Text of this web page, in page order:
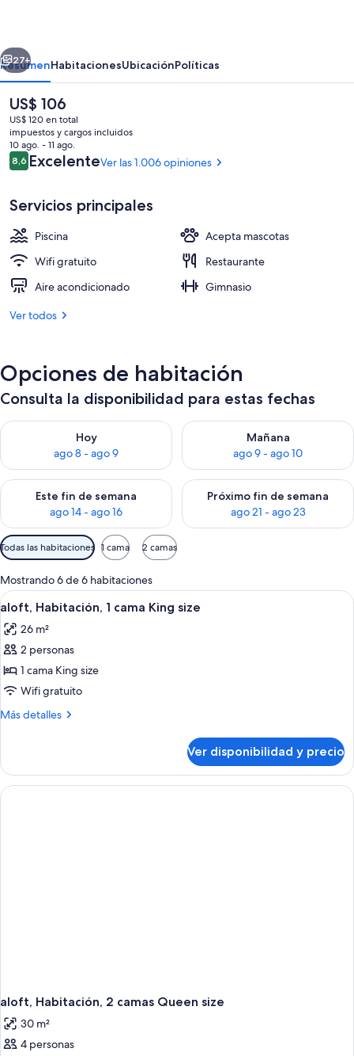
Aventura
Una piscina al aire libre
Siguiente
27+
ResumenHabitacionesUbicaciónPolíticas
El
precio
actual
es
de
US$ 106
US$ 106
US$ 120 en total
impuestos y cargos incluidos
10 ago. - 11 ago.
Opiniones
8,68,6 de 10
ExcelenteVer las 1.006 opiniones
Servicios principales
Piscina
Acepta mascotas
Wifi gratuito
Restaurante
Aire acondicionado
Gimnasio
Ver todos
Opciones de habitación
Consulta la disponibilidad para estas fechas
Hoy
ago 8 - ago 9
Consulta la disponibilidad para hoy ago 8 - ago 9
Mañana
ago 9 - ago 10
Consulta la disponibilidad
Este fin de semana
ago 14 - ago 16
Consulta la disponibilidad para este fin de semana ago 14 -
Próximo fin de semana
ago 21 - ago 23
Consulta la disponibilidad
Filtros
disponibles
para
las
habitaciones
Todas las habitaciones 1 cama 2 camas
Mostrando 6 de 6 habitaciones
Ver
todas
las
fotos
de
aloft,
Habitación,
King
size
Habitación de hotel con una cama
7
aloft, Habitación, 1 cama King size
26 m²
2 personas
1 cama King size
Wifi gratuito
Más detalles
Más
Habitación,
cama
Ver disponibilidad y precio
aloft, Habitación, 2 camas Queen size
30 m²
4 personas